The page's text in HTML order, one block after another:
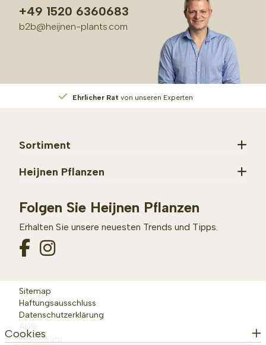
+49 1520 6360683
b2b@heijnen-plants.com
Ehrlicher Rat von unseren Experten
Sortiment
Heijnen Pflanzen
Folgen Sie Heijnen Pflanzen
Erhalten Sie unsere neuesten Trends und Tipps.
Sitemap
Haftungsausschluss
Datenschutzerklärung
Impressum
Cookies